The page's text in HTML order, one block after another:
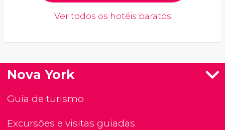
Ver todos os hotéis baratos
Nova York
Guia de turismo
Excursões e visitas guiadas